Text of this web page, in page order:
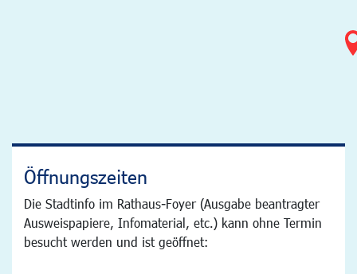
Öffnungszeiten
Die Stadtinfo im Rathaus-Foyer (Ausgabe beantragter
Ausweispapiere, Infomaterial, etc.) kann ohne Termin
besucht werden und ist geöffnet: